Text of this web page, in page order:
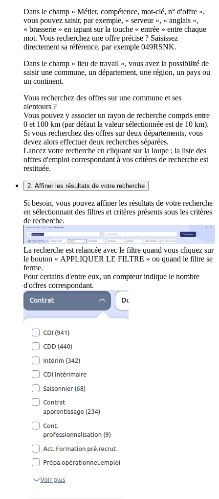
Dans le champ « Métier, compétence, mot-clé, n° d'offre »,
vous pouvez saisir, par exemple, « serveur », « anglais »,
« brasserie » en tapant sur la touche « entrée » entre chaque
mot. Vous recherchez une offre précise ? Saisissez
directement sa référence, par exemple 049RSNK.
Dans le champ « lieu de travail », vous avez la possibilité de
saisir une commune, un département, une région, un pays ou
un continent.
Vous recherchez des offres sur une commune et ses
alentours ?
Vous pouvez y associer un rayon de recherche compris entre
0 et 100 km (par défaut la valeur sélectionnée est de 10 km).
Si vous recherchez des offres sur deux départements, vous
devez alors effectuer deux recherches séparées.
Lancez votre recherche en cliquant sur la loupe ; la liste des
offres d'emploi correspondant à vos critères de recherche est
restituée.
2. Affiner les résultats de votre recherche
Si besoin, vous pouvez affiner les résultats de votre recherche
en sélectionnant des filtres et critères présents sous les critères
de recherche.
La recherche est relancée avec le filtre quand vous cliquez sur
le bouton « APPLIQUER LE FILTRE » ou quand le filtre se
ferme.
Pour certains d'entre eux, un compteur indique le nombre
d'offres correspondant.